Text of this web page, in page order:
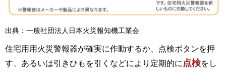
出典：一般社団法人日本火災報知機工業会
住宅用用火災警報器が確実に作動するか、点検ボタンを押
す、あるいは引きひもを引くなどにより定期的に 点検をし